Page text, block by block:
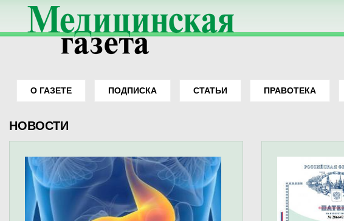
О ГАЗЕТЕ ПОДПИСКА СТАТЬИ ПРАВОТЕКА
НОВОСТИ